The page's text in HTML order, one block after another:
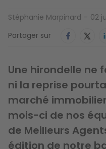
Stéphanie Marpinard
02
Partager sur
Une hirondelle ne
ni la reprise
marché
mois-ci de nos
de Meilleurs
édition de notre